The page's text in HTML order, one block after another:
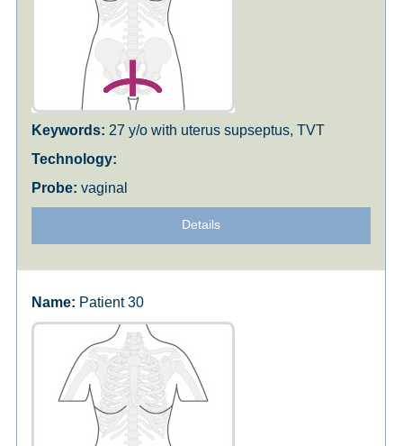
27 y/o with uterus supseptus, TVT
vaginal
Details
Patient 30